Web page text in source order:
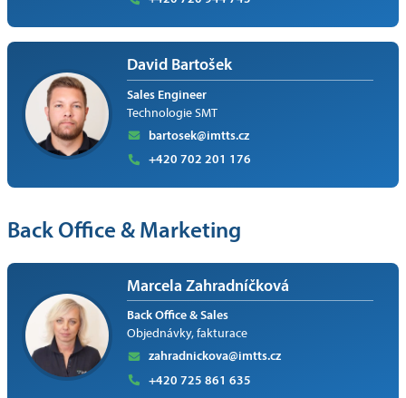
David Bartošek
Sales Engineer
Technologie SMT
bartosek@imtts.cz
+420 702 201 176
Back Office & Marketing
Marcela Zahradníčková
Back Office & Sales
Objednávky, fakturace
zahradnickova@imtts.cz
+420 725 861 635